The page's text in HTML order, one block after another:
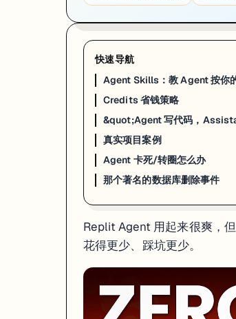
Agent Skills：教 Agent 按你的规矩
Agent Skills 是一个被很多人忽略但非常实用的功能。
快速导航
Agent Skills：教 Agent 按你
Credits 省钱策略
&quot;Agent 写代码，
真实项目案例
Agent 卡死/转圈怎么办
那个著名的数据库删除事件
Replit Agent 用起来很爽，
花得更少、踩坑更少。